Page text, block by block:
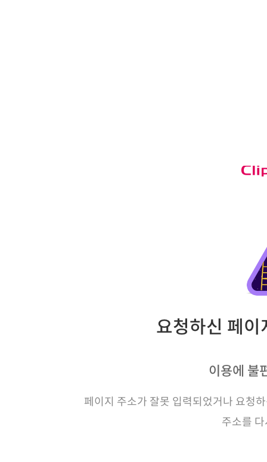
요청하신 페
이용에 불
페이지 주소가 잘못 입력되었거나 요청
주소를